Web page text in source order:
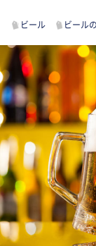
ビール ビール